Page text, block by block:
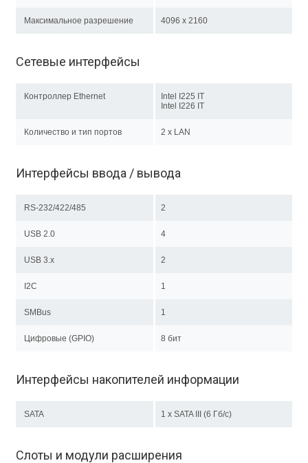
Максимальное разрешение 4096 x 2160
Сетевые интерфейсы
Контроллер Ethernet
Intel I225 IT
Intel I226 IT
Количество и тип портов 2 x LAN
Интерфейсы ввода / вывода
RS-232/422/485 2
USB 2.0 4
USB 3.x 2
I2C 1
SMBus 1
Цифровые (GPIO) 8 бит
Интерфейсы накопителей информации
SATA 1 x SATA III (6 Гб/с)
Слоты и модули расширения